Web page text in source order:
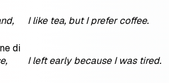
I like tea, but I prefer coffee.
di
I left early because I was tired.